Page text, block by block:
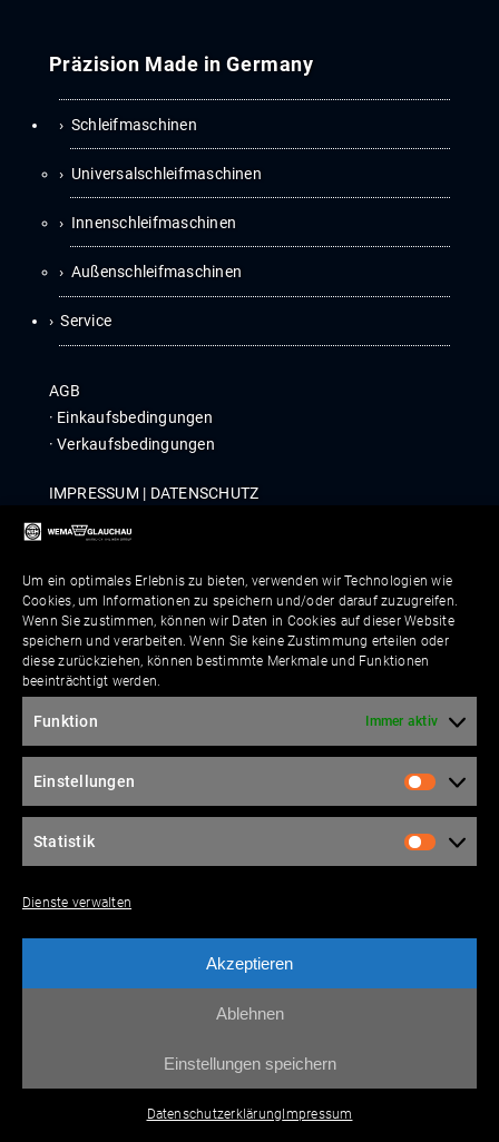
Um ein optimales Erlebnis zu bieten, verwenden wir Technologien wie
Cookies, um Informationen zu speichern und/oder darauf zuzugreifen.
Wenn Sie zustimmen, können wir Daten in Cookies auf dieser Website
speichern und verarbeiten. Wenn Sie keine Zustimmung erteilen oder
diese zurückziehen, können bestimmte Merkmale und Funktionen
beeinträchtigt werden.
Funktion Immer aktiv
Einstellungen
Statistik
Dienste verwalten
Akzeptieren
Ablehnen
Einstellungen speichern
Datenschutzerklärung Impressum
Präzision Made in Germany
Schleifmaschinen
Universalschleifmaschinen
Innenschleifmaschinen
Außenschleifmaschinen
Service
AGB
· Ein­kaufs­be­din­gun­gen
·Ver­kaufs­be­din­gun­gen
IMPRES­SUM | DATEN­SCHUTZ
Kontakt
Bitte lasse die­ses Feld leer.
Bitte lasse die­ses Feld leer.
BRANDING + WEB ©XP.DT| CONTENT © NSH TECHNOLOGY GmbH